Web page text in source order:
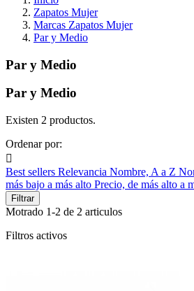
Zapatos Mujer
Marcas Zapatos Mujer
Par y Medio
Par y Medio
Par y Medio
Existen 2 productos.
Ordenar por:

Best sellers Relevancia Nombre, A a Z
más bajo a más alto Precio, de más alto a
Filtrar
Motrado 1-2 de 2 articulos
Filtros activos